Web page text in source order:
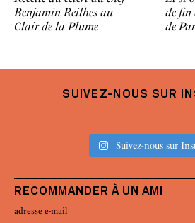
Benjamin Reilhes au
Clair de la Plume
de fin
de
SUIVEZ-NOUS SUR
Suivez-nous sur
RECOMMANDER À UN AMI